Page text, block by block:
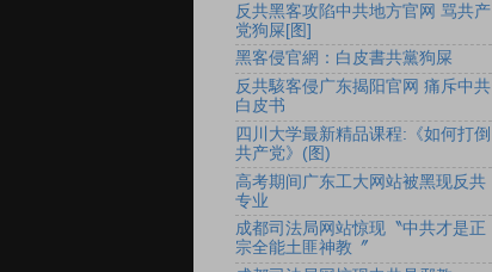
反共黑客攻陷中共地方官网 骂共产
党狗屎[图]
黑客侵官網：白皮書共黨狗屎
反共駭客侵广东揭阳官网 痛斥中共
白皮书
四川大学最新精品课程:《如何打倒
共产党》(图)
高考期间广东工大网站被黑现反共
专业
成都司法局网站惊现〝中共才是正
宗全能土匪神教〞